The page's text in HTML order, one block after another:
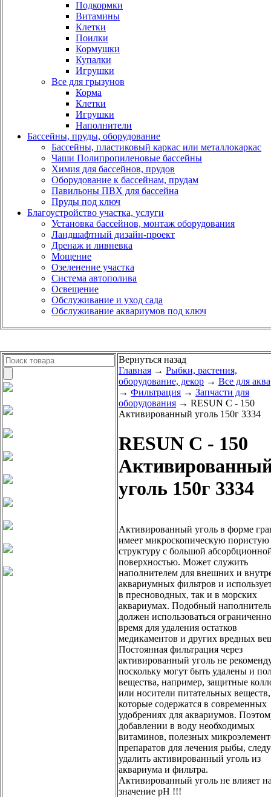
Подкормки
Витамины
Клетки
Поилки
Кормушки
Купалки
Игрушки
Все для грызунов
Корма
Клетки
Игрушки
Наполнители
Бассейны, пруды, оборудование
Бассейны, пластиковый каркас или металлокаркас
Чаши Полипропиленовые бассейны
Химия для бассейнов, прудов
Оборудование к бассейнам, прудам
Павильоны ПВХ для бассейна
Пруды под ключ
Благоустройство участка, услуги
Установка бассейнов, монтаж оборудования
Ландшафтный дизайн-проект
Дренаж и ливневка
Мощение
Озеленение участка
Система автополива
Освещение
Обслуживание и уход сада
Обслуживание аквариумов под ключ
Вернуться назад
Главная → Рыбки, растения,
оборудование, декор → Все для
→ Фильтрация → Запчасти для
оборудования → RESUN С - 150
Активированный уголь 150г 3334
RESUN С - 150
уголь 150г 3334
Активированный уголь в форме
имеет микроскопическую пористую
структуру с большой
поверхностью. Может служить
наполнителем для внешних и
аквариумных фильтров и
в пресноводных, так и в морских
аквариумах. Подобный наполнитель
должен использоваться
время для удаления остатков
медикаментов и других вредных
Постоянная фильтрация через
активированный уголь не
поскольку могут быть удалены и
вещества, например, защитные
или носители питательных веществ,
которые содержатся в современных
удобрениях для аквариумов.
добавлении в воду необходимых
витаминов, полезных
препаратов для лечения рыбы,
удалить активированный уголь из
аквариума и фильтра.
Активированный уголь не влияет
значение рН !!!